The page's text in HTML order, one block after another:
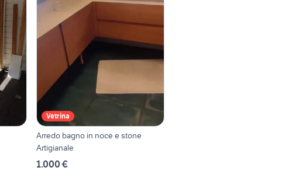
Vetrina
Arredo bagno in noce e stone
Artigianale
1.000 €